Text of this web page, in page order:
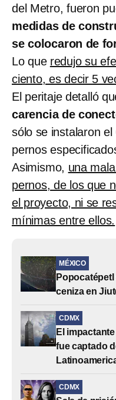
del Metro, fueron
medidas de
se colocaron de
Lo que redujo su
ciento, es decir 5
El peritaje detalló
carencia de
sólo se instalaron
pernos
Asimismo, una
pernos, de los que
el proyecto, ni se
mínimas entre ellos.
MÉXICO
ceniza en
CDMX
El
fue captado
CDMX